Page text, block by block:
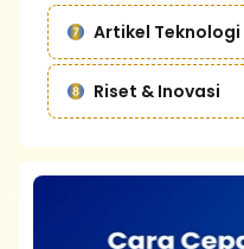
Artikel Teknologi
Riset & Inovasi